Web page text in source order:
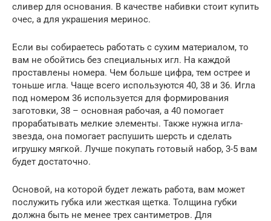
сливер для основания. В качестве набивки стоит купить
очес, а для украшения меринос.
Если вы собираетесь работать с сухим материалом, то
вам не обойтись без специальных игл. На каждой
проставлены номера. Чем больше цифра, тем острее и
тоньше игла. Чаще всего используются 40, 38 и 36. Игла
под номером 36 используется для формирования
заготовки, 38 – основная рабочая, а 40 помогает
прорабатывать мелкие элементы. Также нужна игла-
звезда, она помогает распушить шерсть и сделать
игрушку мягкой. Лучше покупать готовый набор, 3-5 вам
будет достаточно.
Основой, на которой будет лежать работа, вам может
послужить губка или жесткая щетка. Толщина губки
должна быть не менее трех сантиметров. Для